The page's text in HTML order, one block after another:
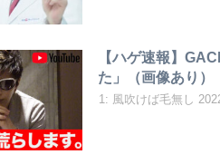
【ハゲ速報】
た」（画像あり）
1: 風吹けば毛無し